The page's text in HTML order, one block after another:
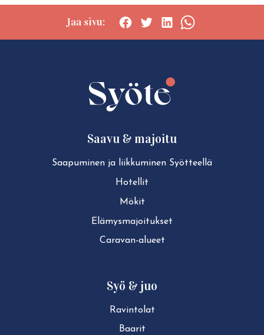
Jaa sivu:
Saavu & majoitu
Saapuminen ja liikkuminen Syötteellä
Hotellit
Mökit
Elä­mys­ma­joi­tuk­set
Caravan-alueet
Syö & juo
Ravintolat
Baarit